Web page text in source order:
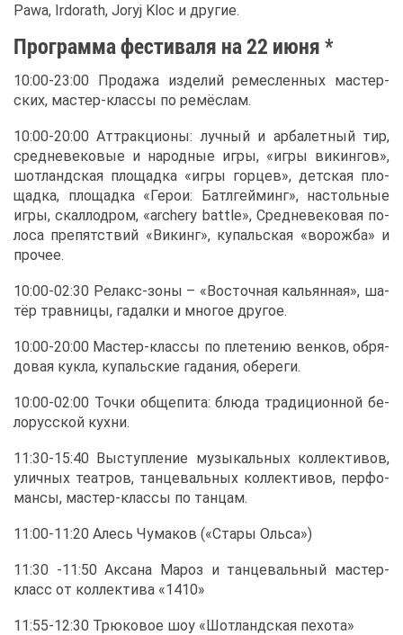
Pawa, Irdorath, Joryj Kloc и дру­гие.
Про­грам­ма фе­сти­ва­ля на 22 июня *
10:00-23:00 Про­да­жа из­де­лий ре­мес­лен­ных ма­стер­
ских, ма­стер-клас­сы по ре­мёс­лам.
10:00-20:00 Ат­трак­ци­о­ны: луч­ный и ар­ба­лет­ный тир,
сред­не­ве­ко­вые и на­род­ные иг­ры, «иг­ры ви­кин­гов»,
шот­ланд­ская пло­щад­ка «иг­ры гор­цев», дет­ская пло­
щад­ка, пло­щад­ка «Ге­рои: Бат­л­гей­минг», на­столь­ные
иг­ры, скал­ло­дром, «archery battle», Сред­не­ве­ко­вая по­
ло­са пре­пят­ствий «Ви­кинг», ку­паль­ская «во­рож­ба» и
про­чее.
10:00-02:30 Ре­лакс-зо­ны – «Во­сточ­ная ка­льян­ная», ша­
тёр трав­ни­цы, га­дал­ки и мно­гое дру­гое.
10:00-20:00 Ма­стер-клас­сы по пле­те­нию вен­ков, об­ря­
до­вая кук­ла, ку­паль­ские га­да­ния, обе­ре­ги.
10:00-02:00 Точ­ки об­ще­пи­та: блю­да тра­ди­ци­он­ной бе­
ло­рус­ской кух­ни.
11:30-15:40 Вы­ступ­ле­ние му­зы­каль­ных кол­лек­ти­вов,
улич­ных те­ат­ров, тан­це­валь­ных кол­лек­ти­вов, пер­фо­
ман­сы, ма­стер-клас­сы по тан­цам.
11:00-11:20 Алесь Чу­ма­ков («Ста­ры Оль­са»)
11:30 -11:50 Ак­са­на Ма­роз и тан­це­валь­ный ма­стер-
класс от кол­лек­ти­ва «1410»
11:55-12:30 Трю­ко­вое шоу «Шот­ланд­ская пе­хо­та»